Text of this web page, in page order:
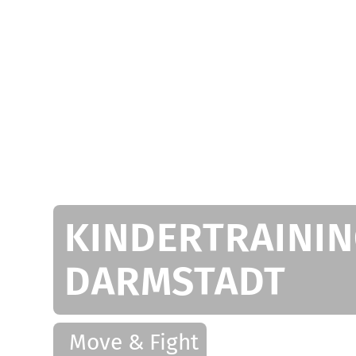
DARMSTADT
Move & Fight